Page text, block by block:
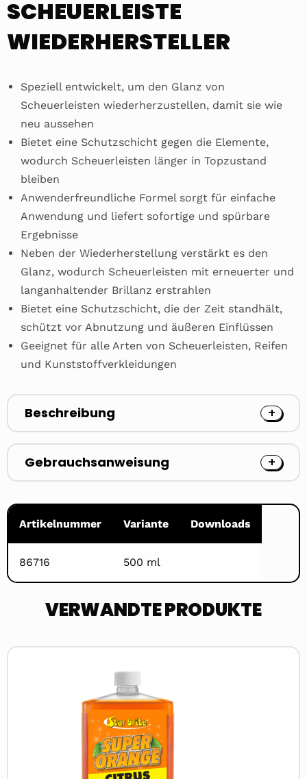
SCHEUERLEISTE
WIEDERHERSTELLER
Speziell entwickelt, um den Glanz von
Scheuerleisten wiederherzustellen, damit sie wie
neu aussehen
Bietet eine Schutzschicht gegen die Elemente,
wodurch Scheuerleisten länger in Topzustand
bleiben
Anwenderfreundliche Formel sorgt für einfache
Anwendung und liefert sofortige und spürbare
Ergebnisse
Neben der Wiederherstellung verstärkt es den
Glanz, wodurch Scheuerleisten mit erneuerter und
langanhaltender Brillanz erstrahlen
Bietet eine Schutzschicht, die der Zeit standhält,
schützt vor Abnutzung und äußeren Einflüssen
Geeignet für alle Arten von Scheuerleisten, Reifen
und Kunststoffverkleidungen
Beschreibung
Gebrauchsanweisung
Artikelnummer Variante Downloads
86716 500 ml
VERWANDTE PRODUKTE
Read